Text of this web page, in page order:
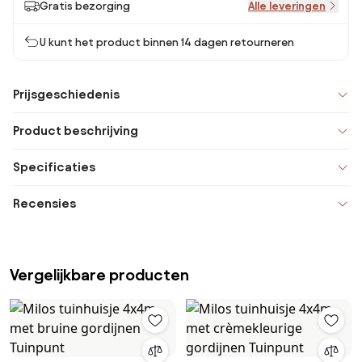
Gratis bezorging Alle leveringen
U kunt het product binnen 14 dagen retourneren
Prijsgeschiedenis
Product beschrijving
Specificaties
Recensies
Vergelijkbare producten